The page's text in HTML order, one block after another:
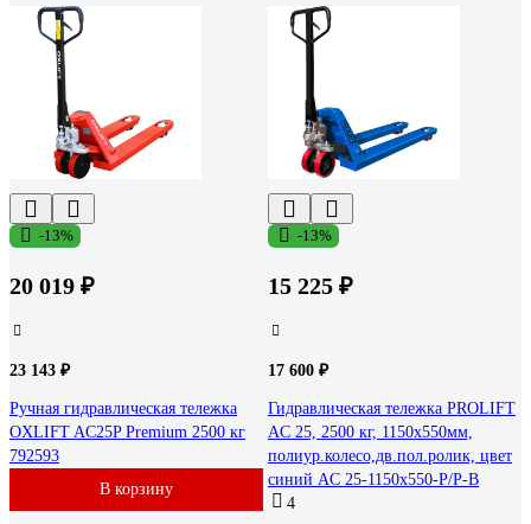
-13%
20 019 ₽
23 143 ₽
Ручная гидравлическая тележка
OXLIFT AC25P Premium 2500 кг
792593
В корзину
-13%
15 225 ₽
17 600 ₽
Гидравлическая тележка PROLIFT
AC 25, 2500 кг, 1150х550мм,
полиур.колесо,дв.пол.ролик, цвет
синий AC 25-1150x550-P/P-B
4